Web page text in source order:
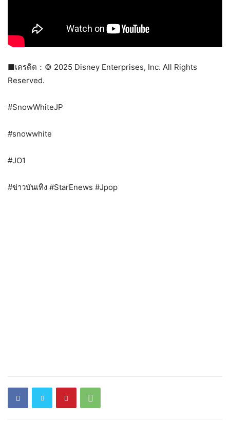
■เครดิต：© 2025 Disney Enterprises, Inc. All Rights
Reserved.
#SnowWhiteJP
#snowwhite
#JO1
#ข่าวบันเทิง #StarEnews #Jpop